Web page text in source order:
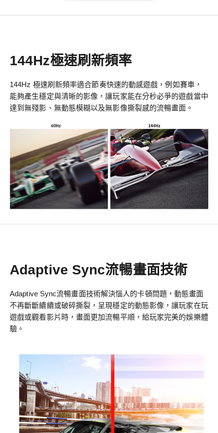
144Hz極速刷新頻率
144Hz 極速刷新頻率適合節奏快速的動感遊戲，例如賽車，
能夠產生穩定與清晰的影像，讓玩家能在分秒必爭的遊戲當中
達到無殘影、無動態模糊以及無影像撕裂感的流暢畫面。
Adaptive Sync流暢畫面技術
Adaptive Sync流暢畫面技術解決惱人的卡頓問題，動態畫面
不再斷斷續續或破碎撕裂，呈現穩定的動態影像，讓玩家在玩
遊戲或觀看影片時，畫面更加流暢平順，給玩家完美的娛樂體
驗。